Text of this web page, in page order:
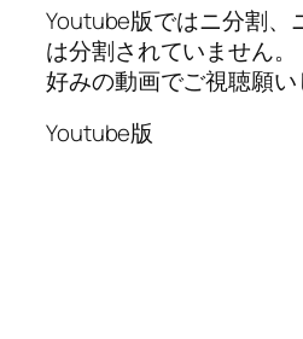
Youtube版ではニ分割、
は分割されていません。
好みの動画でご視聴願い
Youtube版